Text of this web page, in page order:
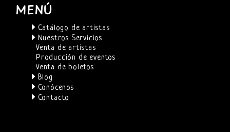
MENÚ
Catálogo de artistas
Nuestros Servicios
Venta de artistas
Producción de eventos
Venta de boletos
Blog
Conócenos
Contacto